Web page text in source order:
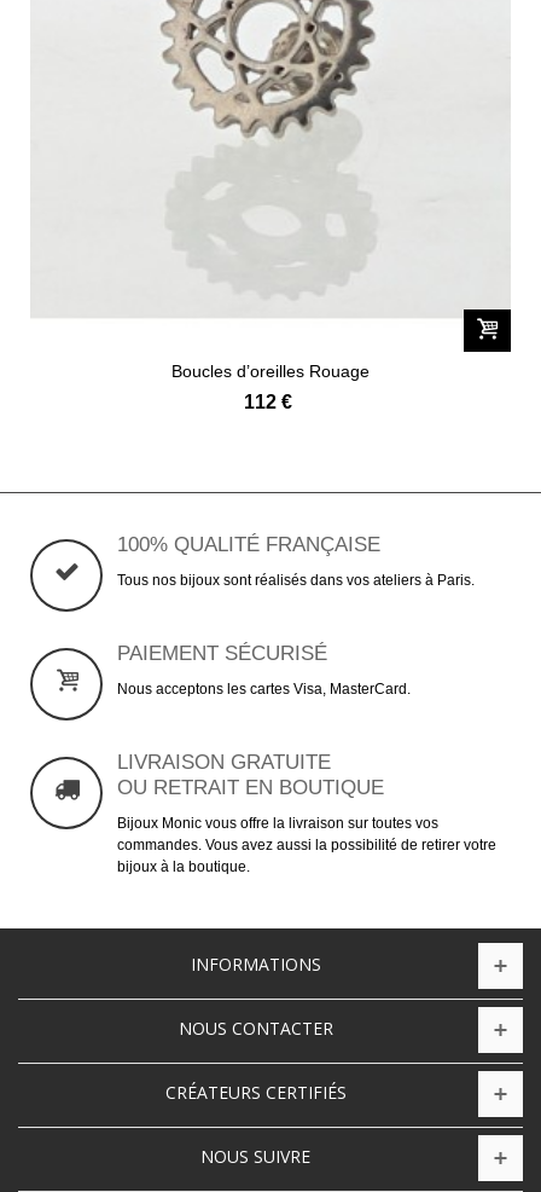
Boucles d’oreilles Rouage
112 €
100% QUALITÉ FRANÇAISE
Tous nos bijoux sont réalisés dans vos ateliers à Paris.
PAIEMENT SÉCURISÉ
Nous acceptons les cartes Visa, MasterCard.
LIVRAISON GRATUITE
OU RETRAIT EN BOUTIQUE
Bijoux Monic vous offre la livraison sur toutes vos
commandes. Vous avez aussi la possibilité de retirer votre
bijoux à la boutique.
INFORMATIONS
NOUS CONTACTER
CRÉATEURS CERTIFIÉS
NOUS SUIVRE